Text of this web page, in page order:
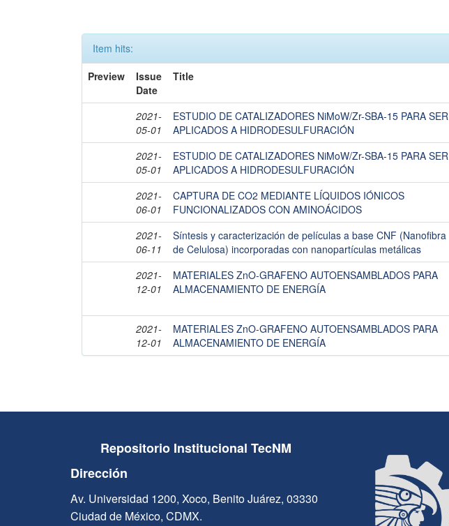
Item hits:
Preview
Issue
Date
Title
2021-
05-01
ESTUDIO DE CATALIZADORES NiMoW/Zr-SBA-15 PARA SER
APLICADOS A HIDRODESULFURACIÓN
2021-
05-01
ESTUDIO DE CATALIZADORES NiMoW/Zr-SBA-15 PARA SER
APLICADOS A HIDRODESULFURACIÓN
2021-
06-01
CAPTURA DE CO2 MEDIANTE LÍQUIDOS IÓNICOS
FUNCIONALIZADOS CON AMINOÁCIDOS
2021-
06-11
Síntesis y caracterización de películas a base CNF (Nanofibra
de Celulosa) incorporadas con nanopartículas metálicas
2021-
12-01
MATERIALES ZnO-GRAFENO AUTOENSAMBLADOS PARA
ALMACENAMIENTO DE ENERGÍA
2021-
12-01
MATERIALES ZnO-GRAFENO AUTOENSAMBLADOS PARA
ALMACENAMIENTO DE ENERGÍA
Repositorio Institucional TecNM
Dirección
Av. Universidad 1200, Xoco, Benito Juárez, 03330
Ciudad de México, CDMX.